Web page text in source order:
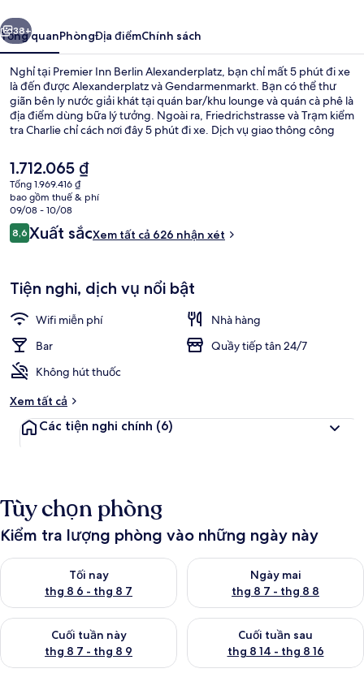
Tiếp
38+
Tổng quanPhòngĐịa điểmChính sách
Nghỉ tại Premier Inn Berlin Alexanderplatz, bạn chỉ mất 5 phút đi xe
là đến được Alexanderplatz và Gendarmenmarkt. Bạn có thể thư
giãn bên ly nước giải khát tại quán bar/khu lounge và quán cà phê là
địa điểm dùng bữa lý tưởng. Ngoài ra, Friedrichstrasse và Trạm kiểm
tra Charlie chỉ cách nơi đây 5 phút đi xe. Dịch vụ giao thông công
Otto-Braun-Straße 3 phút và Ga U-Bahn Alexanderplatz 5 phút.
Giá
hiện
tại
là
1.712.065 ₫
1.712.065 ₫
Tổng 1.969.416 ₫
bao gồm thuế & phí
09/08 - 10/08
Nhận
xét
8,68,6 trên 10,
Xuất sắcXem tất cả 626 nhận xét
Tiện nghi, dịch vụ nổi bật
Wifi miễn phí
Nhà hàng
Bar
Quầy tiếp tân 24/7
Không hút thuốc
Xem tất cả
Các tiện nghi chính (6)
Tùy chọn phòng
Kiểm tra lượng phòng vào những ngày này
Tối nay
thg 8 6 - thg 8 7
Kiểm tra lượng phòng tối nay từ thg 8 6 - thg 8 7
Ngày mai
thg 8 7 - thg 8 8
Kiểm tra lượng phòng ngày
Cuối tuần này
thg 8 7 - thg 8 9
Kiểm tra lượng phòng cuối tuần này từ thg 8 7 - thg 8 9
Cuối tuần sau
thg 8 14 - thg 8 16
Kiểm tra lượng phòng cuối